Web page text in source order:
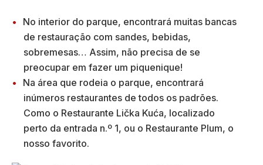
No interior do parque, encontrará muitas bancas
de restauração com sandes, bebidas,
sobremesas… Assim, não precisa de se
preocupar em fazer um piquenique!
Na área que rodeia o parque, encontrará
inúmeros restaurantes de todos os padrões.
Como o Restaurante Lička Kuća, localizado
perto da entrada n.º 1, ou o Restaurante Plum, o
nosso favorito.